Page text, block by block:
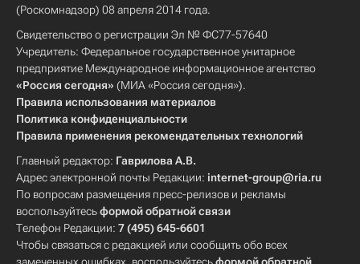
(Роскомнадзор) 08 апреля 2014 года.
Свидетельство о регистрации Эл № ФС77-57640
Учредитель: Федеральное государственное унитарное
предприятие Международное информационное агентство
«Россия сегодня» (МИА «Россия сегодня»).
Правила использования материалов
Политика конфиденциальности
Правила применения рекомендательных технологий
Главный редактор: Гаврилова А.В.
Адрес электронной почты Редакции: internet-group@ria.ru
По вопросам размещения пресс-релизов и рекламы
воспользуйтесьформой обратной связи
Телефон Редакции: 7 (495) 645-6601
Чтобы связаться с редакцией или сообщить обо всех